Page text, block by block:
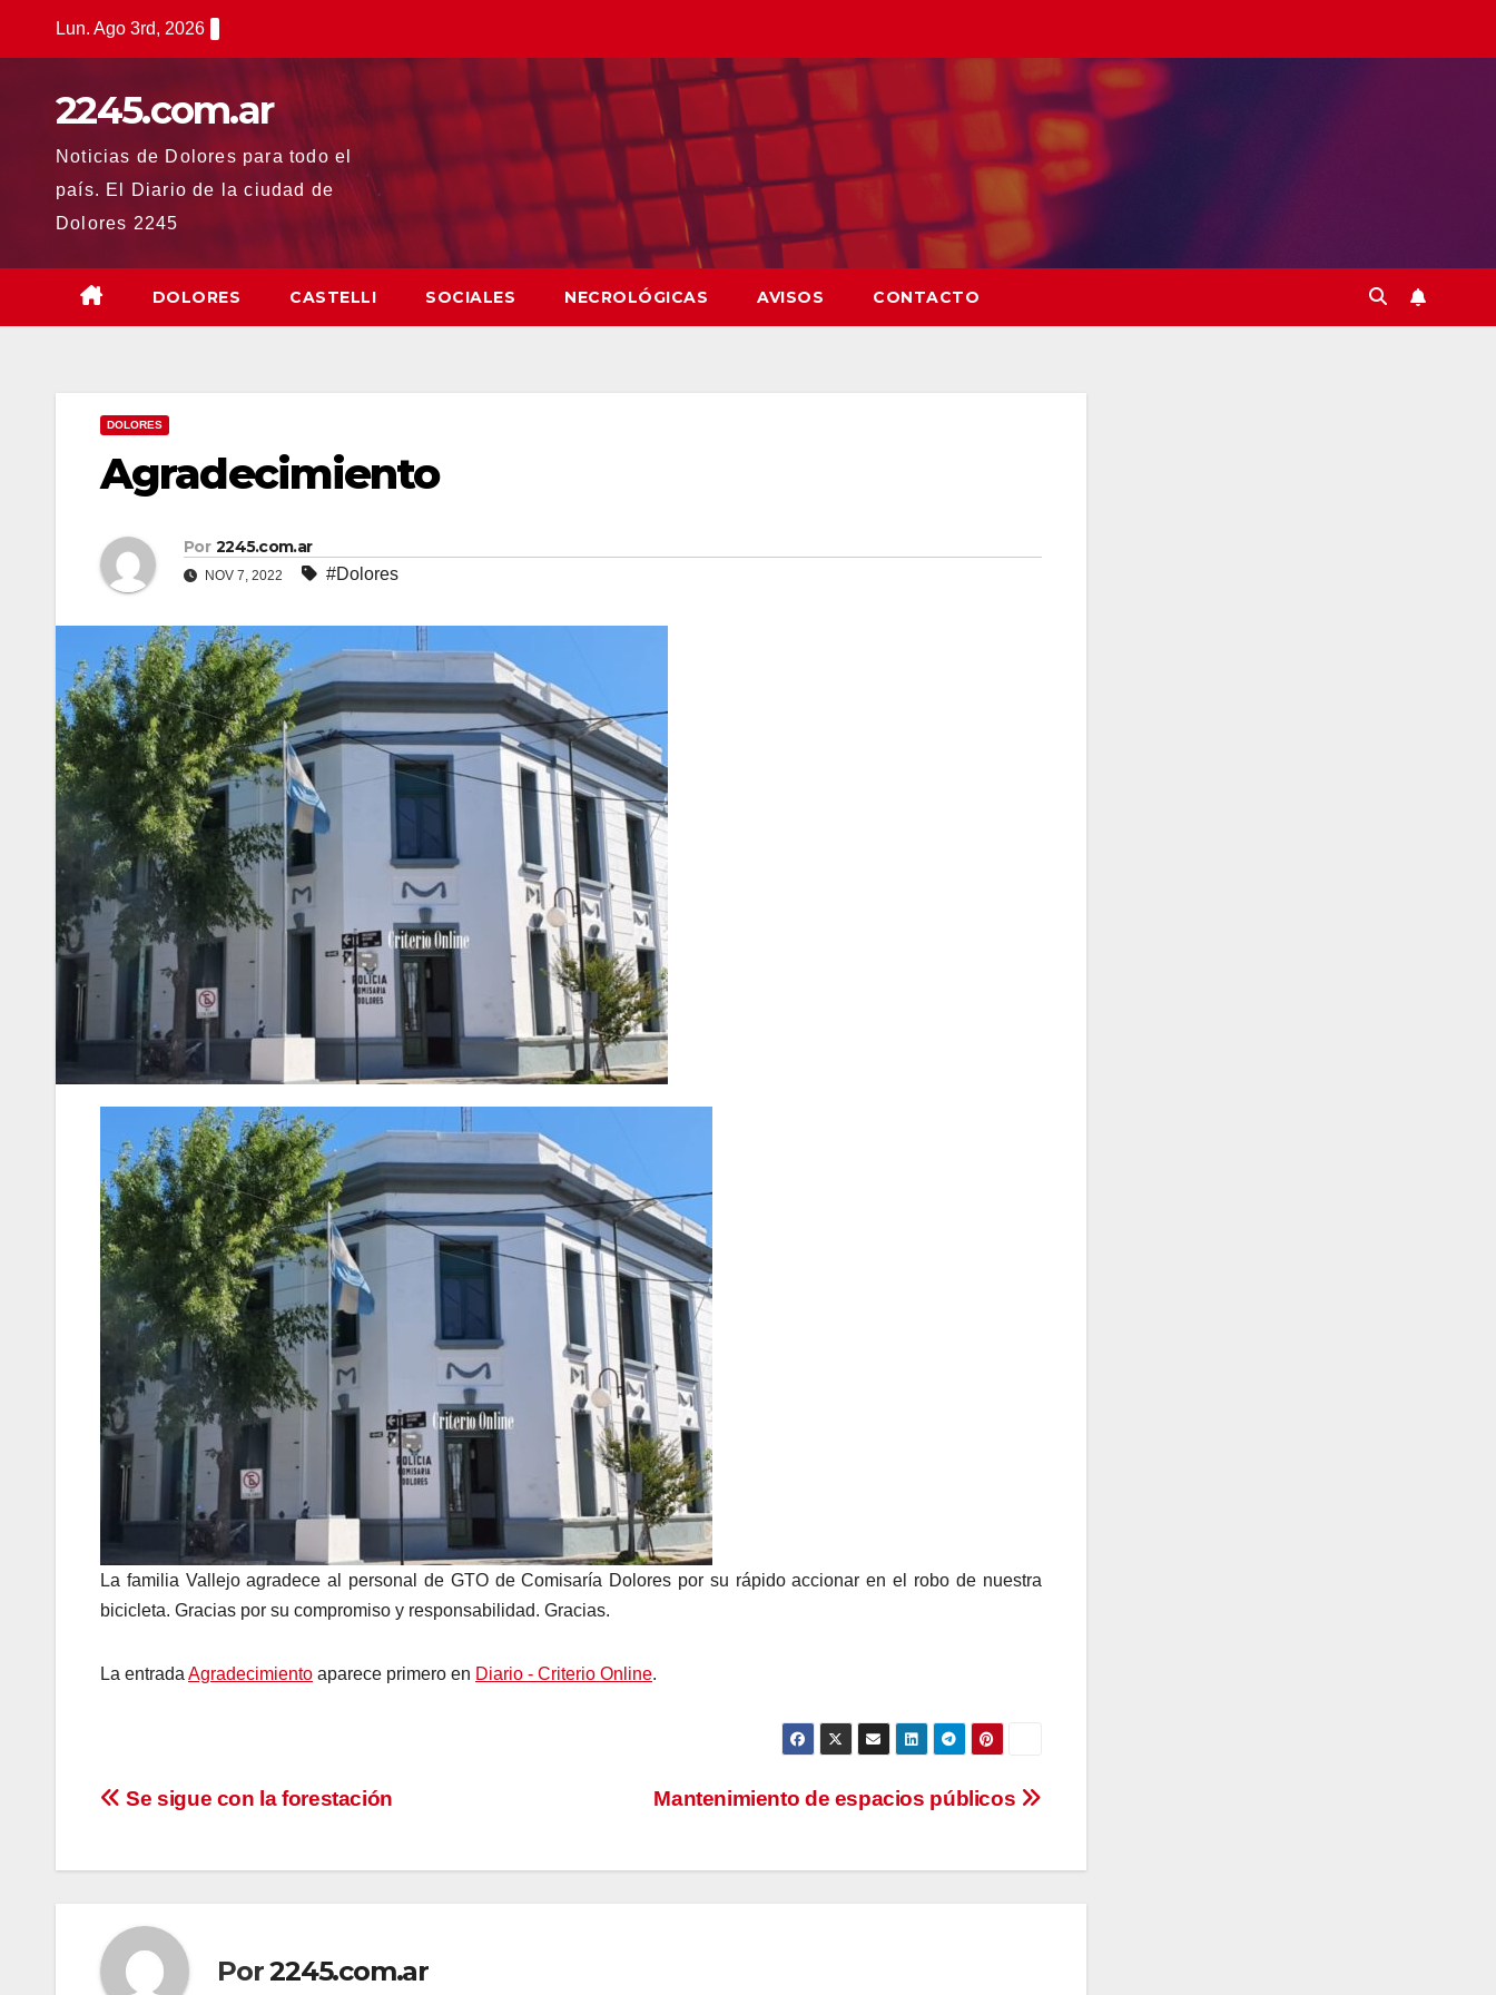
Lun. Ago 3rd, 2026
2245.com.ar
Noticias de Dolores para todo el
país. El Diario de la ciudad de
Dolores 2245
DOLORES CASTELLI SOCIALES NECROLÓGICAS AVISOS CONTACTO
DOLORES
Agradecimiento
Por 2245.com.ar
NOV 7, 2022 #Dolores
La familia Vallejo agradece al personal de GTO de Comisaría Dolores por su rápido accionar en el robo de nuestra
bicicleta. Gracias por su compromiso y responsabilidad. Gracias.
La entrada Agradecimiento aparece primero en Diario - Criterio Online.
Navegación
Mantenimiento de espacios públicos
Se sigue con la forestación
Por2245.com.ar